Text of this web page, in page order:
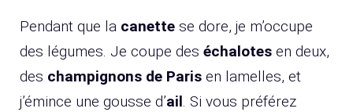
Pendant que la canette se dore, je m’occupe
des légumes. Je coupe des échalotes en deux,
des champignons de Paris en lamelles, et
j’émince une gousse d’ail. Si vous préférez